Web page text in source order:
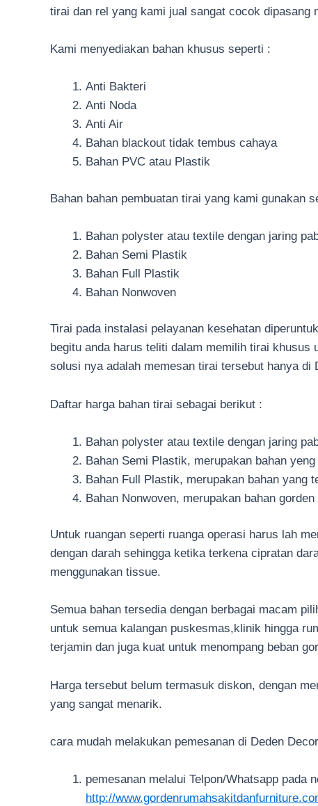
tirai dan rel yang kami jual sangat cocok
Kami menyediakan bahan khusus seperti :
Anti Bakteri
Anti Noda
Anti Air
Bahan blackout tidak tembus cahaya
Bahan PVC atau Plastik
Bahan bahan pembuatan tirai yang kami gunakan
Bahan polyster atau textile dengan jaring
Bahan Semi Plastik
Bahan Full Plastik
Bahan Nonwoven
Tirai pada instalasi pelayanan kesehatan
begitu anda harus teliti dalam memilih tirai khusus
solusi nya adalah memesan tirai tersebut hanya di
Daftar harga bahan tirai sebagai berikut :
Bahan polyster atau textile dengan jaring
Bahan Semi Plastik, merupakan bahan
Bahan Full Plastik, merupakan bahan yang
Bahan Nonwoven, merupakan bahan
Untuk ruangan seperti ruanga operasi harus lah
dengan darah sehingga ketika terkena cipratan
menggunakan tissue.
Semua bahan tersedia dengan berbagai macam
untuk semua kalangan puskesmas,klinik hingga
terjamin dan juga kuat untuk menompang beban
Harga tersebut belum termasuk diskon, dengan
yang sangat menarik.
cara mudah melakukan pemesanan di Deden
pemesanan melalui Telpon/Whatsapp pada
http://